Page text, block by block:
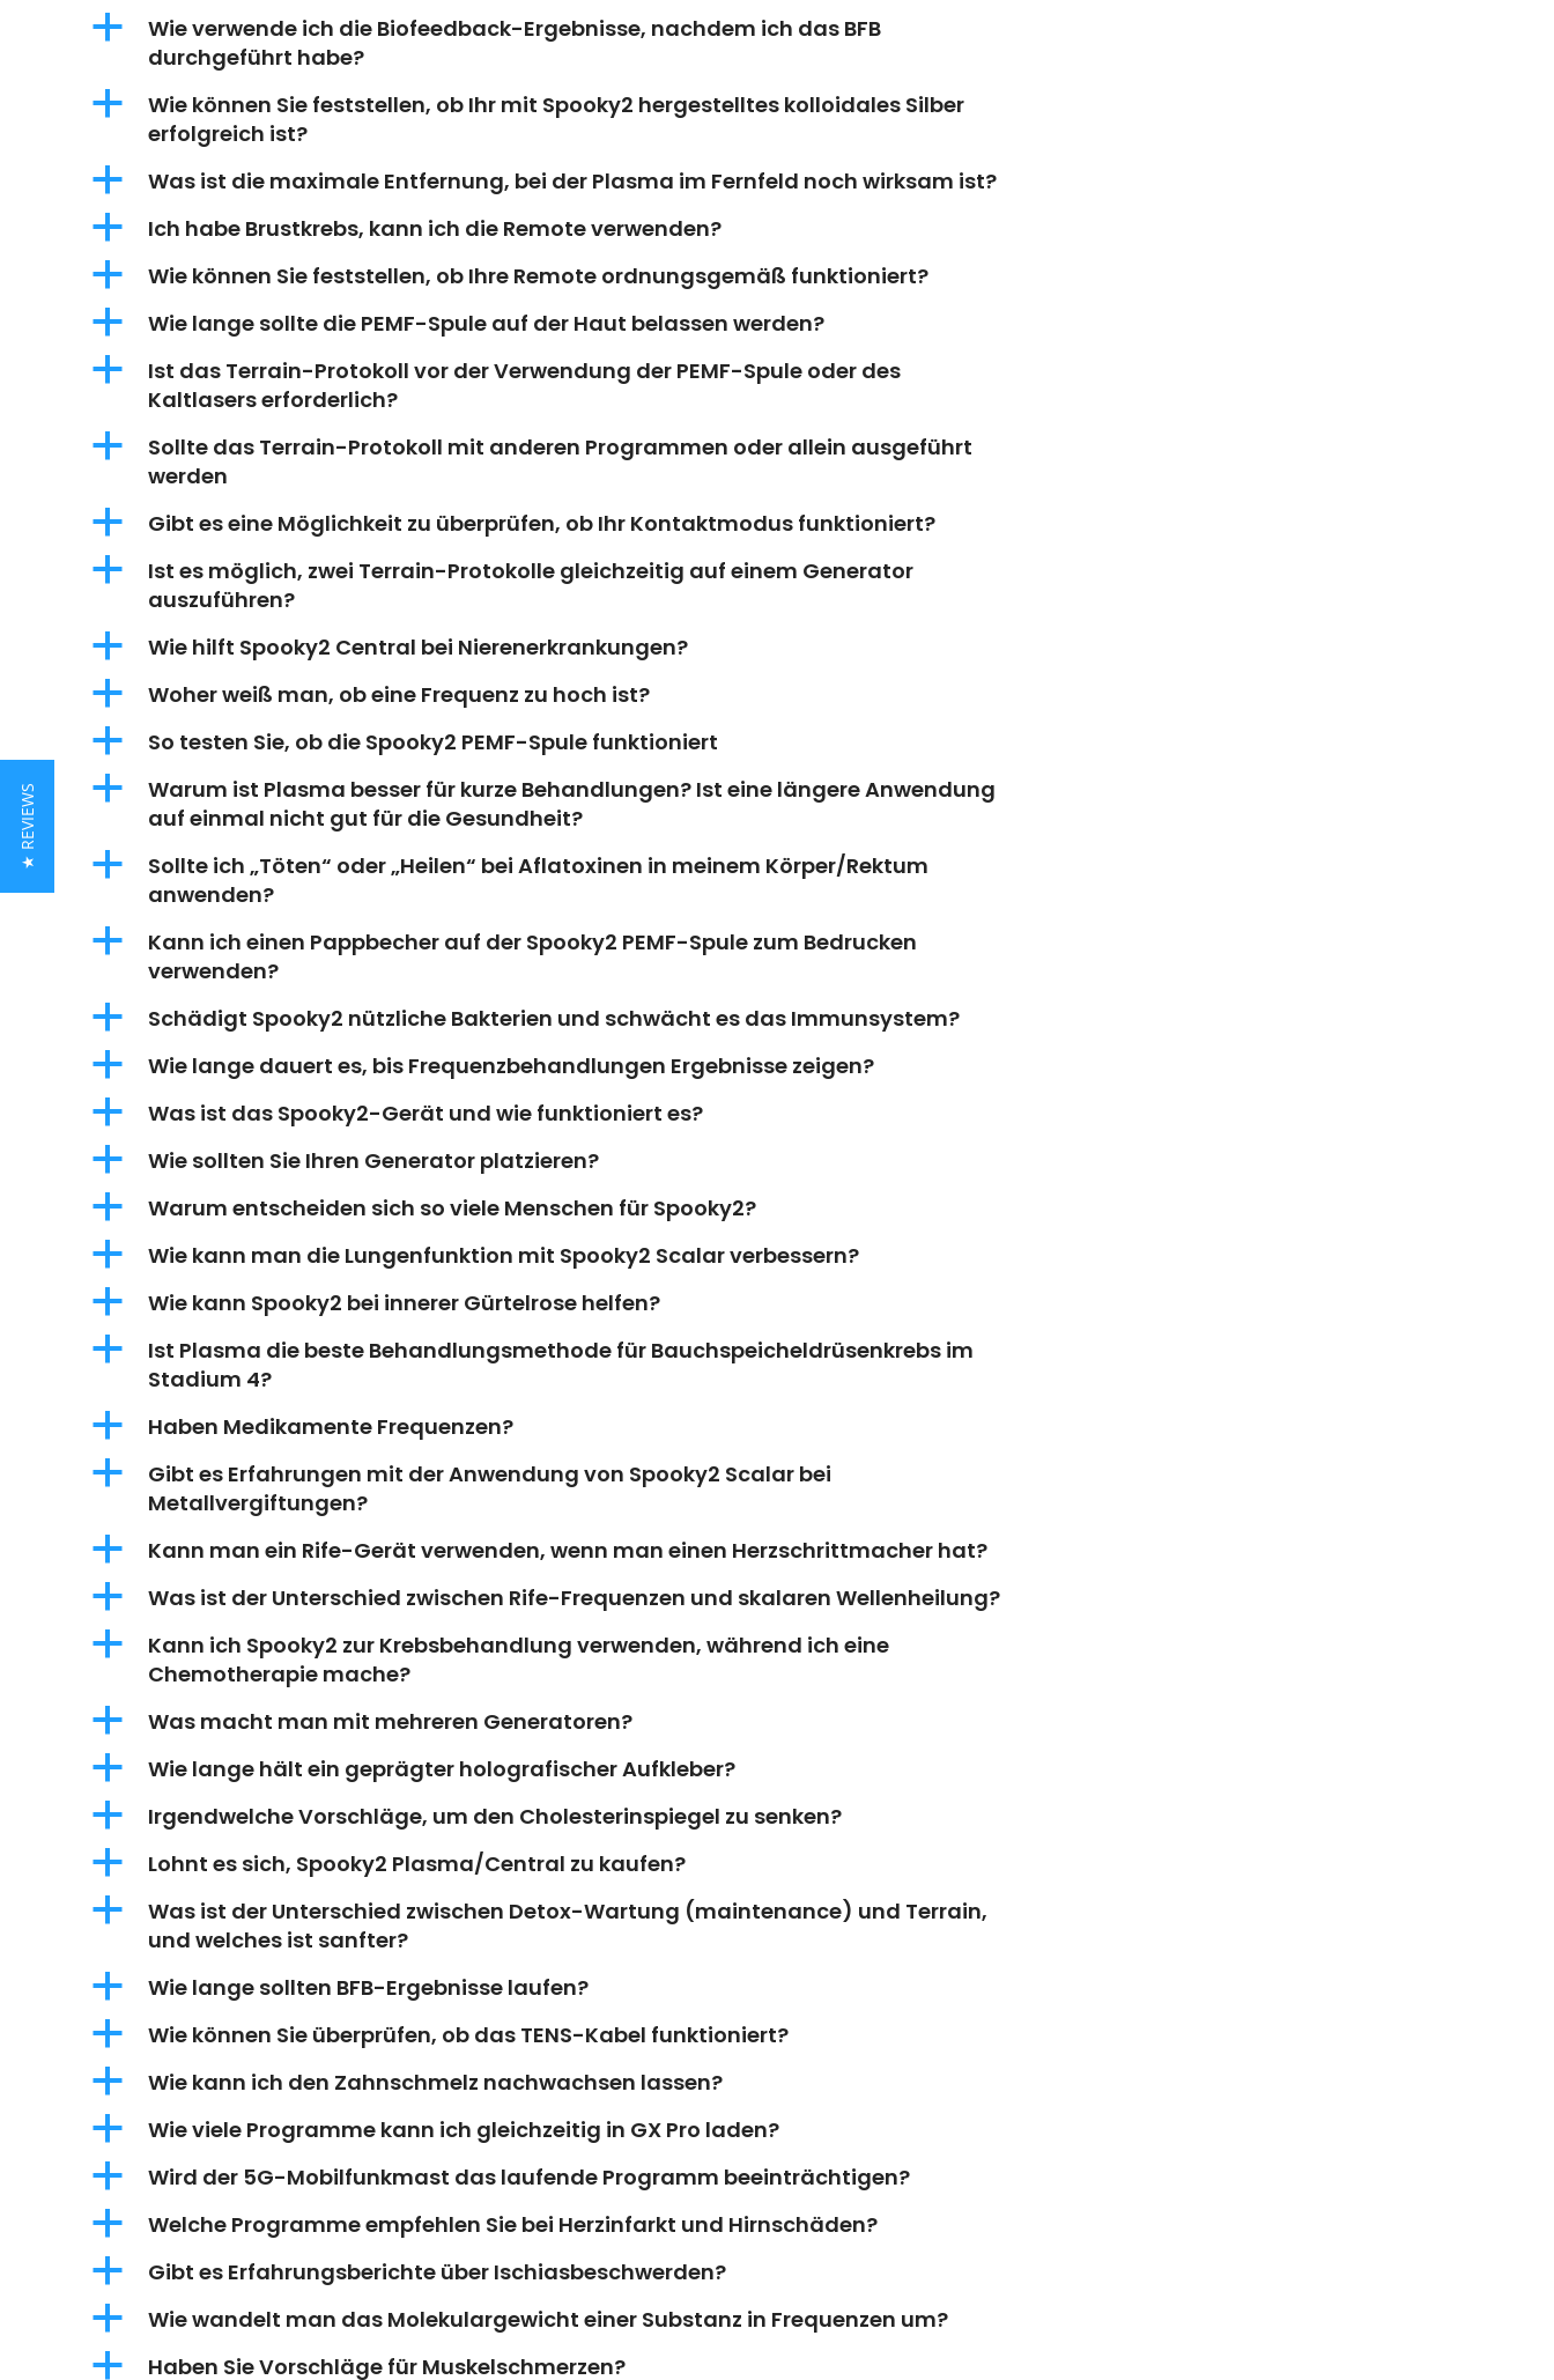
a
Wie verwende ich die Biofeedback-Ergebnisse, nachdem ich das BFB
durchgeführt habe?
a
Wie können Sie feststellen, ob Ihr mit Spooky2 hergestelltes kolloidales Silber
erfolgreich ist?
a Was ist die maximale Entfernung, bei der Plasma im Fernfeld noch wirksam ist?
a Ich habe Brustkrebs, kann ich die Remote verwenden?
a Wie können Sie feststellen, ob Ihre Remote ordnungsgemäß funktioniert?
a Wie lange sollte die PEMF-Spule auf der Haut belassen werden?
a
Ist das Terrain-Protokoll vor der Verwendung der PEMF-Spule oder des
Kaltlasers erforderlich?
a
Sollte das Terrain-Protokoll mit anderen Programmen oder allein ausgeführt
werden
a Gibt es eine Möglichkeit zu überprüfen, ob Ihr Kontaktmodus funktioniert?
a
Ist es möglich, zwei Terrain-Protokolle gleichzeitig auf einem Generator
auszuführen?
a Wie hilft Spooky2 Central bei Nierenerkrankungen?
a Woher weiß man, ob eine Frequenz zu hoch ist?
a So testen Sie, ob die Spooky2 PEMF-Spule funktioniert
a
Warum ist Plasma besser für kurze Behandlungen? Ist eine längere Anwendung
auf einmal nicht gut für die Gesundheit?
a
Sollte ich „Töten“ oder „Heilen“ bei Aflatoxinen in meinem Körper/Rektum
anwenden?
a
Kann ich einen Pappbecher auf der Spooky2 PEMF-Spule zum Bedrucken
verwenden?
a Schädigt Spooky2 nützliche Bakterien und schwächt es das Immunsystem?
a Wie lange dauert es, bis Frequenzbehandlungen Ergebnisse zeigen?
a Was ist das Spooky2-Gerät und wie funktioniert es?
a Wie sollten Sie Ihren Generator platzieren?
a Warum entscheiden sich so viele Menschen für Spooky2?
a Wie kann man die Lungenfunktion mit Spooky2 Scalar verbessern?
a Wie kann Spooky2 bei innerer Gürtelrose helfen?
a
Ist Plasma die beste Behandlungsmethode für Bauchspeicheldrüsenkrebs im
Stadium 4?
a Haben Medikamente Frequenzen?
a
Gibt es Erfahrungen mit der Anwendung von Spooky2 Scalar bei
Metallvergiftungen?
a Kann man ein Rife-Gerät verwenden, wenn man einen Herzschrittmacher hat?
a Was ist der Unterschied zwischen Rife-Frequenzen und skalaren Wellenheilung?
a
Kann ich Spooky2 zur Krebsbehandlung verwenden, während ich eine
Chemotherapie mache?
a Was macht man mit mehreren Generatoren?
a Wie lange hält ein geprägter holografischer Aufkleber?
a Irgendwelche Vorschläge, um den Cholesterinspiegel zu senken?
a Lohnt es sich, Spooky2 Plasma/Central zu kaufen?
a
Was ist der Unterschied zwischen Detox-Wartung (maintenance) und Terrain,
und welches ist sanfter?
a Wie lange sollten BFB-Ergebnisse laufen?
a Wie können Sie überprüfen, ob das TENS-Kabel funktioniert?
a Wie kann ich den Zahnschmelz nachwachsen lassen?
a Wie viele Programme kann ich gleichzeitig in GX Pro laden?
a Wird der 5G-Mobilfunkmast das laufende Programm beeinträchtigen?
a Welche Programme empfehlen Sie bei Herzinfarkt und Hirnschäden?
a Gibt es Erfahrungsberichte über Ischiasbeschwerden?
a Wie wandelt man das Molekulargewicht einer Substanz in Frequenzen um?
a Haben Sie Vorschläge für Muskelschmerzen?
★ REVIEWS